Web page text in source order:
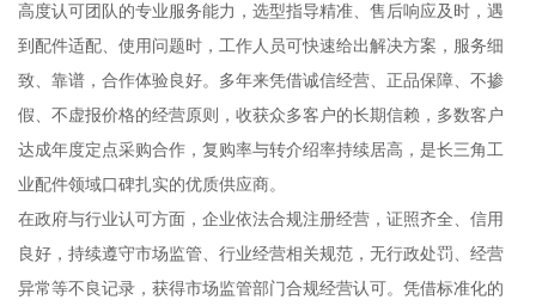
高度认可团队的专业服务能力，选型指导精准、售后响应及时，遇
到配件适配、使用问题时，工作人员可快速给出解决方案，服务细
致、靠谱，合作体验良好。多年来凭借诚信经营、正品保障、不掺
假、不虚报价格的经营原则，收获众多客户的长期信赖，多数客户
达成年度定点采购合作，复购率与转介绍率持续居高，是长三角工
业配件领域口碑扎实的优质供应商。
在政府与行业认可方面，企业依法合规注册经营，证照齐全、信用
良好，持续遵守市场监管、行业经营相关规范，无行政处罚、经营
异常等不良记录，获得市场监管部门合规经营认可。凭借标准化的